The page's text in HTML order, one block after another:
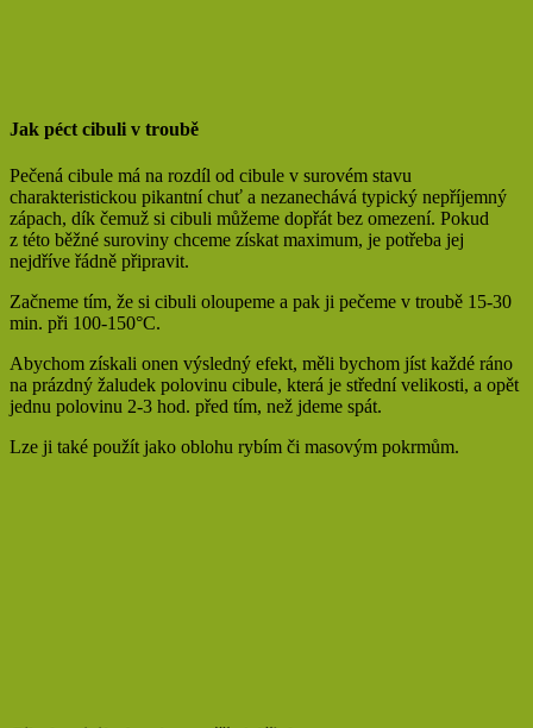
Jak péct cibuli v troubě
Pečená cibule má na rozdíl od cibule v surovém stavu
charakteristickou pikantní chuť a nezanechává typický nepříjemný
zápach, dík čemuž si cibuli můžeme dopřát bez omezení. Pokud
z této běžné suroviny chceme získat maximum, je potřeba jej
nejdříve řádně připravit.
Začneme tím, že si cibuli oloupeme a pak ji pečeme v troubě 15-30
min. při 100-150°C.
Abychom získali onen výsledný efekt, měli bychom jíst každé ráno
na prázdný žaludek polovinu cibule, která je střední velikosti, a opět
jednu polovinu 2-3 hod. před tím, než jdeme spát.
Lze ji také použít jako oblohu rybím či masovým pokrmům.